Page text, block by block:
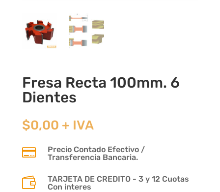
Fresa Recta 100mm. 6
Dientes
$0,00 + IVA

Precio Contado Efectivo /
Transferencia Bancaria.

TARJETA DE CREDITO - 3 y 12 Cuotas
Con interes